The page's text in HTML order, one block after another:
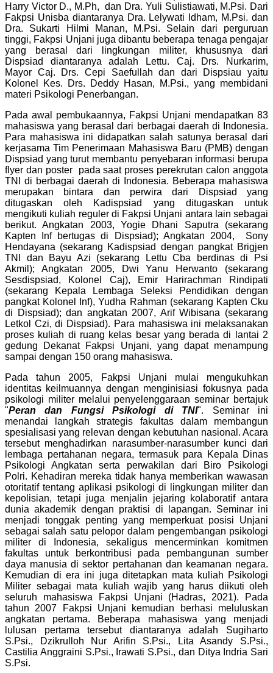
Harry Victor D., M.Ph, dan Dra. Yuli Sulistiawati, M.Psi. Dari
Fakpsi Unisba diantaranya Dra. Lelywati Idham, M.Psi. dan
Dra. Sukarti Hilmi Manan, M.Psi. Selain dari perguruan
tinggi, Fakpsi Unjani juga dibantu beberapa tenaga pengajar
yang berasal dari lingkungan militer, khususnya dari
Dispsiad diantaranya adalah Lettu. Caj. Drs. Nurkarim,
Mayor Caj. Drs. Cepi Saefullah dan dari Dispsiau yaitu
Kolonel Kes. Drs. Deddy Hasan, M.Psi., yang membidani
materi Psikologi Penerbangan.
Pada awal pembukaannya, Fakpsi Unjani mendapatkan 83
mahasiswa yang berasal dari berbagai daerah di Indonesia.
Para mahasiswa ini didapatkan salah satunya berasal dari
kerjasama Tim Penerimaan Mahasiswa Baru (PMB) dengan
Dispsiad yang turut membantu penyebaran informasi berupa
flyer dan poster pada saat proses perekrutan calon anggota
TNI di berbagai daerah di Indonesia. Beberapa mahasiswa
merupakan bintara dan perwira dari Dispsiad yang
ditugaskan oleh Kadispsiad yang ditugaskan untuk
mengikuti kuliah reguler di Fakpsi Unjani antara lain sebagai
berikut. Angkatan 2003, Yogie Dhani Saputra (sekarang
Kapten Inf bertugas di Dispsiad); Angkatan 2004, Sony
Hendayana (sekarang Kadispsiad dengan pangkat Brigjen
TNI dan Bayu Azi (sekarang Lettu Cba berdinas di Psi
Akmil); Angkatan 2005, Dwi Yanu Herwanto (sekarang
Sesdispsiad, Kolonel Caj), Emir Harirachman Rindipati
(sekarang Kepala Lembaga Seleksi Pendidikan dengan
pangkat Kolonel Inf), Yudha Rahman (sekarang Kapten Cku
di Dispsiad); dan angkatan 2007, Arif Wibisana (sekarang
Letkol Czi, di Dispsiad). Para mahasiswa ini melaksanakan
proses kuliah di ruang kelas besar yang berada di lantai 2
gedung Dekanat Fakpsi Unjani, yang dapat menampung
sampai dengan 150 orang mahasiswa.
Pada tahun 2005, Fakpsi Unjani mulai mengukuhkan
identitas keilmuannya dengan menginisiasi fokusnya pada
psikologi militer melalui penyelenggaraan seminar bertajuk
"Peran dan Fungsi Psikologi di TNI". Seminar ini
menandai langkah strategis fakultas dalam membangun
spesialisasi yang relevan dengan kebutuhan nasional. Acara
tersebut menghadirkan narasumber-narasumber kunci dari
lembaga pertahanan negara, termasuk para Kepala Dinas
Psikologi Angkatan serta perwakilan dari Biro Psikologi
Polri. Kehadiran mereka tidak hanya memberikan wawasan
otoritatif tentang aplikasi psikologi di lingkungan militer dan
kepolisian, tetapi juga menjalin jejaring kolaboratif antara
dunia akademik dengan praktisi di lapangan. Seminar ini
menjadi tonggak penting yang memperkuat posisi Unjani
sebagai salah satu pelopor dalam pengembangan psikologi
militer di Indonesia, sekaligus mencerminkan komitmen
fakultas untuk berkontribusi pada pembangunan sumber
daya manusia di sektor pertahanan dan keamanan negara.
Kemudian di era ini juga ditetapkan mata kuliah Psikologi
Militer sebagai mata kuliah wajib yang harus diikuti oleh
seluruh mahasiswa Fakpsi Unjani (Hadras, 2021). Pada
tahun 2007 Fakpsi Unjani kemudian berhasi meluluskan
angkatan pertama. Beberapa mahasiswa yang menjadi
lulusan pertama tersebut diantaranya adalah Sugiharto
S.Psi., Dzikrulloh Nur Arifin S.Psi., Lita Asandy S.Psi.,
Castilia Anggraini S.Psi., Irawati S.Psi., dan Ditya Indria Sari
S.Psi.